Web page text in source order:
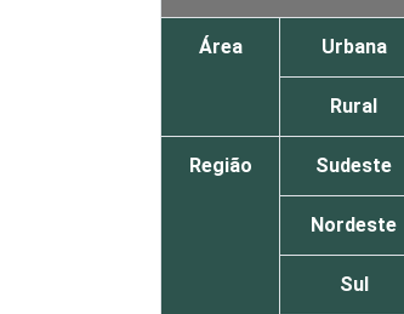
Área Urbana
Rural
Região Sudeste
Nordeste
Sul